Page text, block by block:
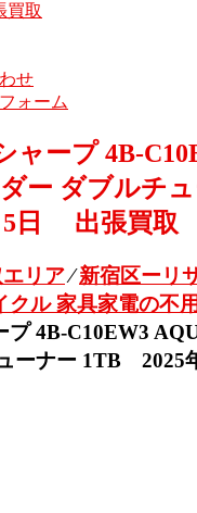
買取
せ
ォーム
ャープ 4B-
ー ダブルチ
5日 出張買取
エリア⁄新宿区ーリ
クル 家具家電の不
プ 4B-C10EW3
ーナー 1TB